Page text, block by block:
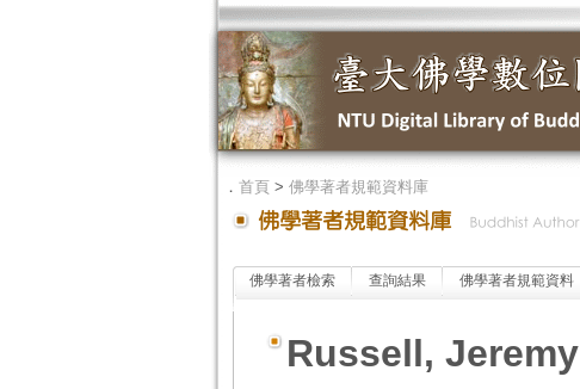
． 首頁> 佛學著者規範資料庫
佛學著者檢索 查詢結果 佛學著者規範資料
Russell, Jeremy